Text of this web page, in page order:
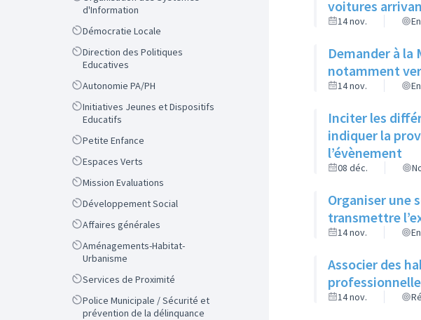
d'Information
ScopeDémocratie Locale
Scope
Direction des Politiques
Educatives
ScopeAutonomie PA/PH
Scope
Initiatives Jeunes et Dispositifs
Educatifs
ScopePetite Enfance
ScopeEspaces Verts
ScopeMission Evaluations
ScopeDéveloppement Social
ScopeAffaires générales
Scope
Aménagements-Habitat-
Urbanisme
ScopeServices de Proximité
Scope
Police Municipale / Sécurité et
prévention de la délinquance
voitures
14 nov.
Demander à
notamment
14 nov.
Inciter les
indiquer la
l’évènement
08 déc.
Organiser une
transmettre
14 nov.
Associer des
14 nov.